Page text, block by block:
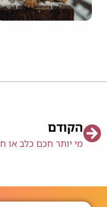
הקודם
מי יותר חכם כלב או